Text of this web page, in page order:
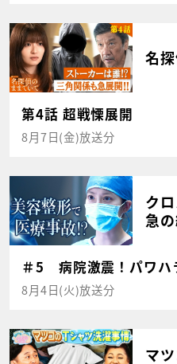
名
第4話 超戦慄展開
8月7日(金)放送分
ク
急
＃5 病院激震！パワハ
8月4日(火)放送分
マ